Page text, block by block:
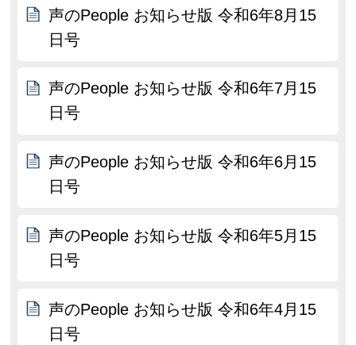
声のPeople お知らせ版 令和6年8月15
日号
声のPeople お知らせ版 令和6年7月15
日号
声のPeople お知らせ版 令和6年6月15
日号
声のPeople お知らせ版 令和6年5月15
日号
声のPeople お知らせ版 令和6年4月15
日号